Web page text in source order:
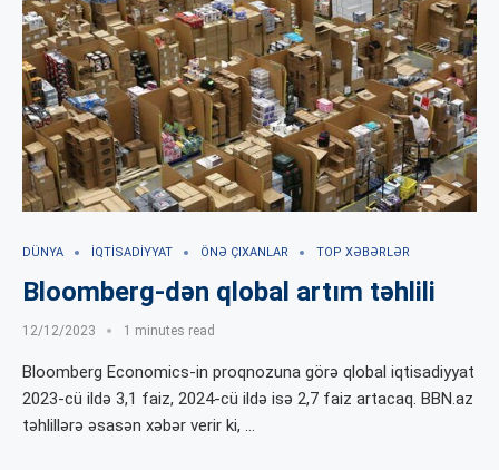
DÜNYA İQTISADIYYAT ÖNƏ ÇIXANLAR TOP XƏBƏRLƏR
Bloomberg-dən qlobal artım təhlili
12/12/2023 1 minutes read
Bloomberg Economics-in proqnozuna görə qlobal iqtisadiyyat
2023-cü ildə 3,1 faiz, 2024-cü ildə isə 2,7 faiz artacaq. BBN.az
təhlillərə əsasən xəbər verir ki, …